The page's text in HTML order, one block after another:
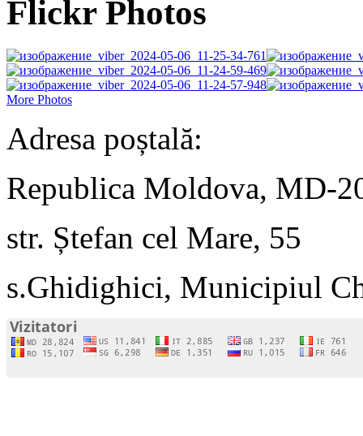
Flickr Photos
More Photos
Adresa poștală:
Republica Moldova, MD-
str. Ștefan cel Mare, 55
s.Ghidighici, Municipiul